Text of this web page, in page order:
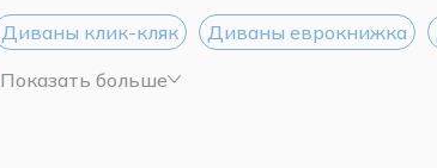
Диваны клик-кляк Диваны еврокнижка
Показать больше